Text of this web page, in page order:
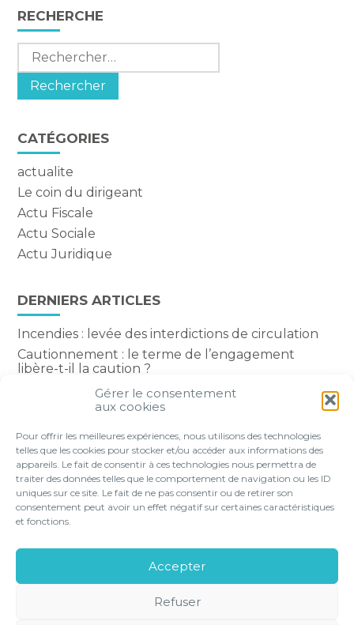
Gérer le consentement
aux cookies
Pour offrir les meilleures expériences, nous utilisons des technologies
telles que les cookies pour stocker et/ou accéder aux informations des
appareils. Le fait de consentir à ces technologies nous permettra de
traiter des données telles que le comportement de navigation ou les ID
uniques sur ce site. Le fait de ne pas consentir ou de retirer son
consentement peut avoir un effet négatif sur certaines caractéristiques
et fonctions.
Accepter
Refuser
Blog
sidebar
RECHERCHE
Rechercher :
CATÉGORIES
actualite
Le coin du dirigeant
Actu Fiscale
Actu Sociale
Actu Juridique
DERNIERS ARTICLES
Incendies : levée des interdictions de circulation
Cautionnement : le terme de l’engagement
libère-t-il la caution ?
Transport fluvial de marchandises : une aide
financière bienvenue
comptent-elles ?
Footer
NOS SOLUTIONS EN LIGNE
LE CABINET
CONTACT